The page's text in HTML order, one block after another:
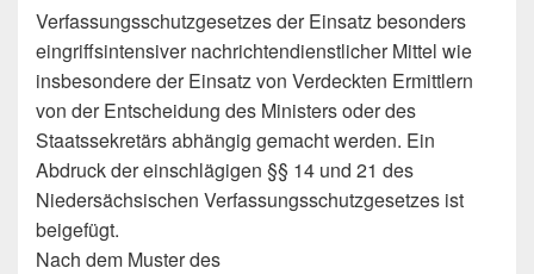
Verfassungsschutzgesetzes der Einsatz besonders
eingriffsintensiver nachrichtendienstlicher Mittel wie
insbesondere der Einsatz von Verdeckten Ermittlern
von der Entscheidung des Ministers oder des
Staatssekretärs abhängig gemacht werden. Ein
Abdruck der einschlägigen §§ 14 und 21 des
Niedersächsischen Verfassungsschutzgesetzes ist
beigefügt.
Nach dem Muster des